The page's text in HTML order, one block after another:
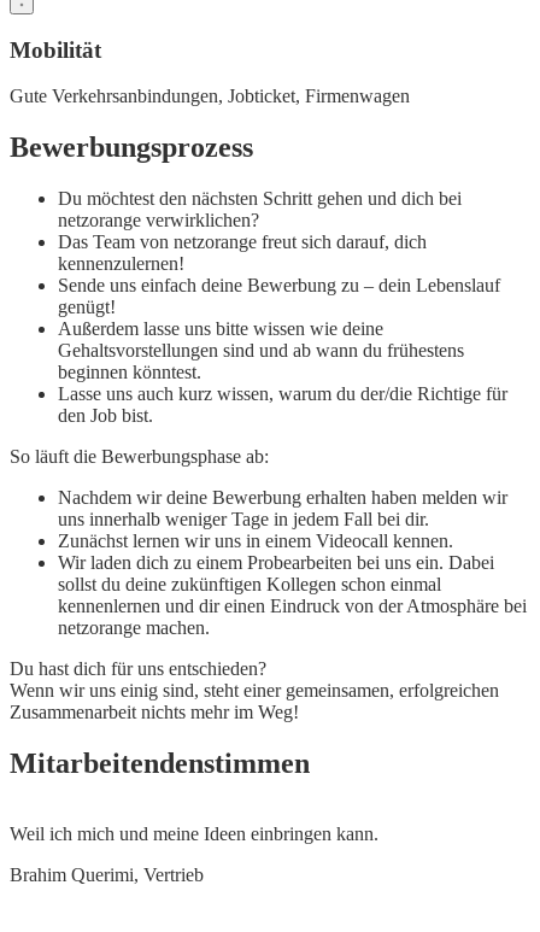
Mobilität
Gute Verkehrsanbindungen, Jobticket, Firmenwagen
Bewerbungsprozess
Du möchtest den nächsten Schritt gehen und dich bei
netzorange verwirklichen?
Das Team von netzorange freut sich darauf, dich
kennenzulernen!
Sende uns einfach deine Bewerbung zu – dein Lebenslauf
genügt!
Außerdem lasse uns bitte wissen wie deine
Gehaltsvorstellungen sind und ab wann du frühestens
beginnen könntest.
Lasse uns auch kurz wissen, warum du der/die Richtige für
den Job bist.
So läuft die Bewerbungsphase ab:
Nachdem wir deine Bewerbung erhalten haben melden wir
uns innerhalb weniger Tage in jedem Fall bei dir.
Zunächst lernen wir uns in einem Videocall kennen.
Wir laden dich zu einem Probearbeiten bei uns ein. Dabei
sollst du deine zukünftigen Kollegen schon einmal
kennenlernen und dir einen Eindruck von der Atmosphäre bei
netzorange machen.
Du hast dich für uns entschieden?
Wenn wir uns einig sind, steht einer gemeinsamen, erfolgreichen
Zusammenarbeit nichts mehr im Weg!
Mitarbeitendenstimmen
Weil ich mich und meine Ideen einbringen kann.
Brahim Querimi, Vertrieb